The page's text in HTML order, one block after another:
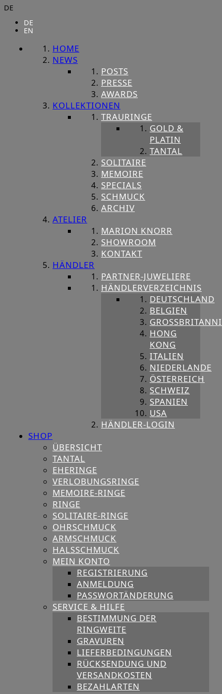
DE
DE
EN
HOME
NEWS
POSTS
PRESSE
AWARDS
KOLLEKTIONEN
TRAURINGE
GOLD &
PLATIN
TANTAL
SOLITAIRE
MEMOIRE
SPECIALS
SCHMUCK
ARCHIV
ATELIER
MARION KNORR
SHOWROOM
KONTAKT
HÄNDLER
PARTNER-JUWELIERE
HÄNDLERVERZEICHNIS
DEUTSCHLAND
BELGIEN
HONG
KONG
ITALIEN
NIEDERLANDE
ÖSTERREICH
SCHWEIZ
SPANIEN
USA
HÄNDLER-LOGIN
SHOP
ÜBERSICHT
TANTAL
EHERINGE
VERLOBUNGSRINGE
MEMOIRE-RINGE
RINGE
SOLITAIRE-RINGE
OHRSCHMUCK
ARMSCHMUCK
HALSSCHMUCK
MEIN KONTO
REGISTRIERUNG
ANMELDUNG
PASSWORTÄNDERUNG
SERVICE & HILFE
BESTIMMUNG DER
RINGWEITE
GRAVUREN
LIEFERBEDINGUNGEN
RÜCKSENDUNG UND
VERSANDKOSTEN
BEZAHLARTEN